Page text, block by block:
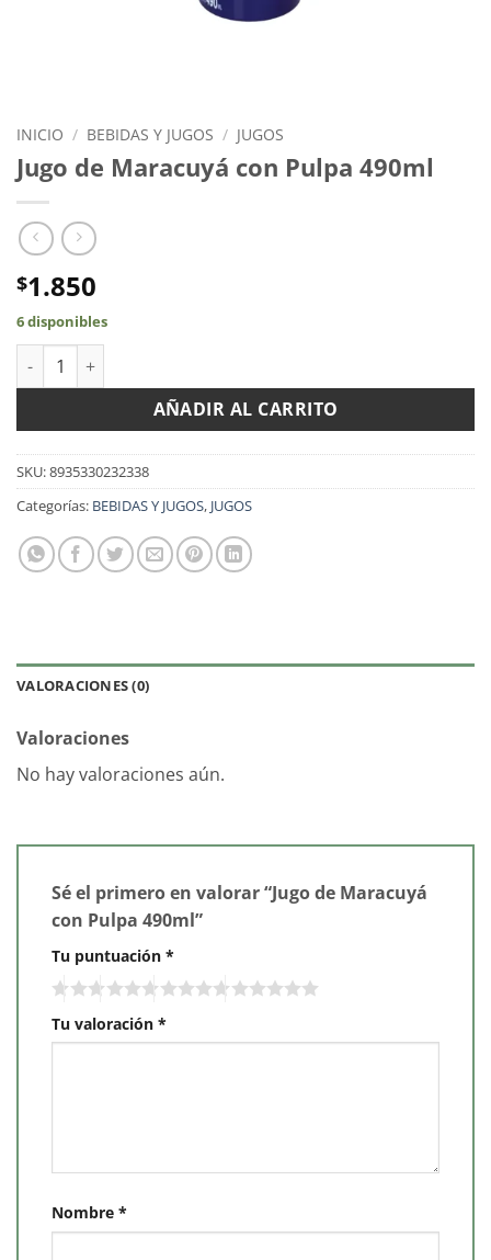
INICIO / BEBIDAS Y JUGOS / JUGOS
Jugo de Maracuyá con Pulpa 490ml
$1.850
6 disponibles
Jugo de Maracuyá con Pulpa 490ml cantidad
AÑADIR AL CARRITO
SKU:8935330232338
Categorías: BEBIDAS Y JUGOS, JUGOS
VALORACIONES (0)
Valoraciones
No hay valoraciones aún.
Sé el primero en valorar “Jugo de Maracuyá
con Pulpa 490ml”
Tu puntuación *
Tu valoración *
Nombre *